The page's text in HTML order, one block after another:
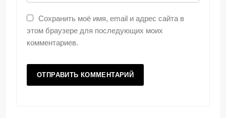
Сохранить моё имя, email и адрес сайта в
этом браузере для последующих моих
комментариев.